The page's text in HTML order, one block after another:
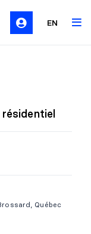
EN
Québec